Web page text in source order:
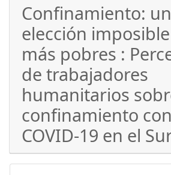
Confinamiento:
elección
más pobres :
de trabajadores
humanitarios
confinamiento
COVID-19 en el